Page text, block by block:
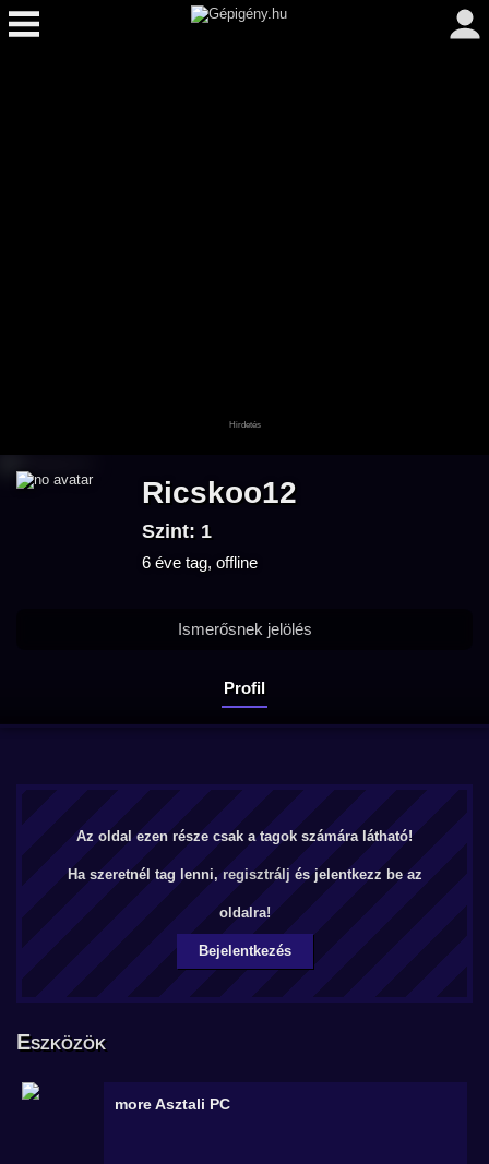
Ricskoo12
Szint: 1
6 éve tag, offline
Profil
Ismerősnek jelölés
Az oldal ezen része csak a tagok számára látható!
Ha szeretnél tag lenni, regisztrálj és jelentkezz be az
oldalra!
Bejelentkezés
Eszközök
moreAsztali PC